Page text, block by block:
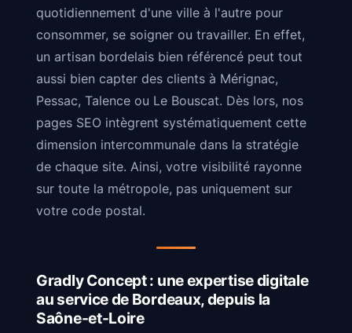
quotidiennement d'une ville à l'autre pour
consommer, se soigner ou travailler. En effet,
un artisan bordelais bien référencé peut tout
aussi bien capter des clients à Mérignac,
Pessac, Talence ou Le Bouscat. Dès lors, nos
pages SEO intègrent systématiquement cette
dimension intercommunale dans la stratégie
de chaque site. Ainsi, votre visibilité rayonne
sur toute la métropole, pas uniquement sur
votre code postal.
Gradly Concept : une expertise digitale
au service de Bordeaux, depuis la
Saône-et-Loire